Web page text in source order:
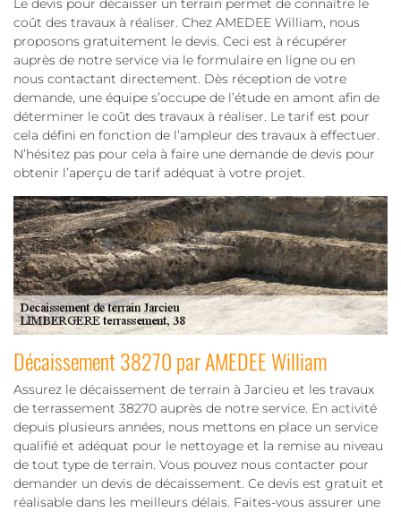
coût des travaux à réaliser. Chez AMEDEE William, nous
proposons gratuitement le devis. Ceci est à récupérer
auprès de notre service via le formulaire en ligne ou en
nous contactant directement. Dès réception de votre
demande, une équipe s’occupe de l’étude en amont afin de
déterminer le coût des travaux à réaliser. Le tarif est pour
cela défini en fonction de l’ampleur des travaux à effectuer.
N’hésitez pas pour cela à faire une demande de devis pour
obtenir l’aperçu de tarif adéquat à votre projet.
Décaissement 38270 par AMEDEE William
Assurez le décaissement de terrain à Jarcieu et les travaux
de terrassement 38270 auprès de notre service. En activité
depuis plusieurs années, nous mettons en place un service
qualifié et adéquat pour le nettoyage et la remise au niveau
de tout type de terrain. Vous pouvez nous contacter pour
demander un devis de décaissement. Ce devis est gratuit et
réalisable dans les meilleurs délais. Faites-vous assurer une